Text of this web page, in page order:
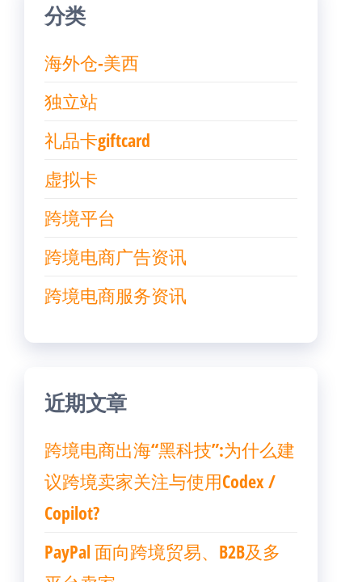
分类
海外仓-美西
独立站
礼品卡giftcard
虚拟卡
跨境平台
跨境电商广告资讯
跨境电商服务资讯
近期文章
跨境电商出海“黑科技”:为什么建
议跨境卖家关注与使用Codex /
Copilot?
PayPal 面向跨境贸易、B2B及多